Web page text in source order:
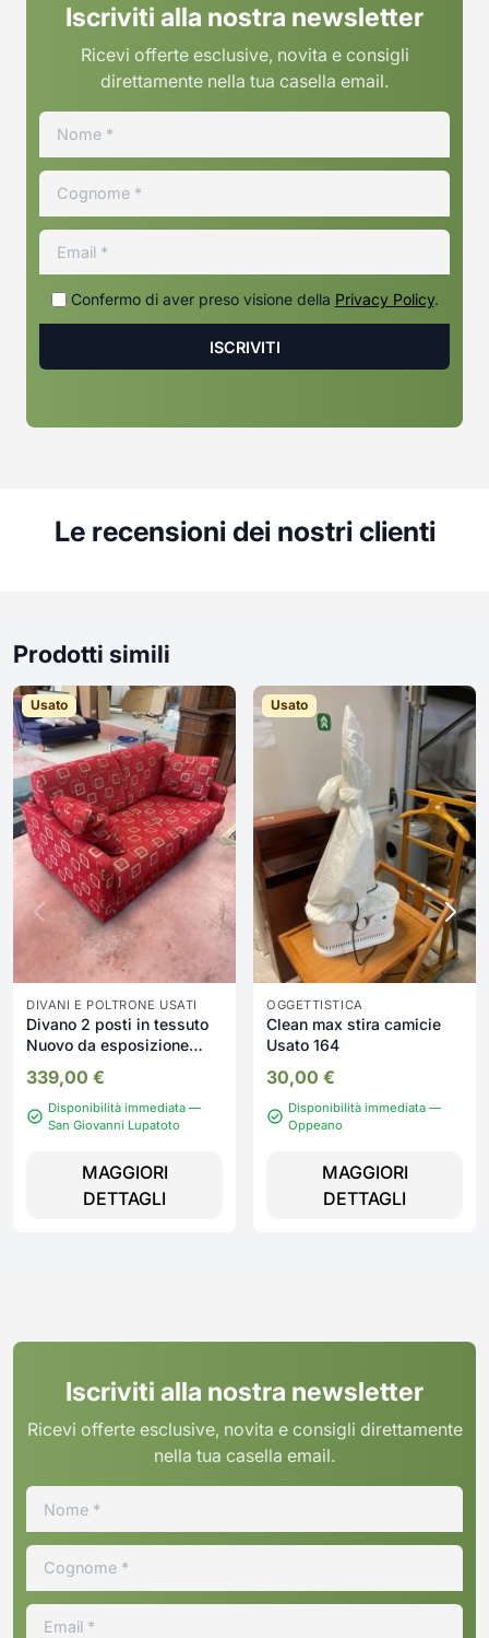
Iscriviti alla nostra newsletter
Ricevi offerte esclusive, novita e consigli
direttamente nella tua casella email.
Confermo di aver preso visione della Privacy Policy.
Le recensioni dei nostri clienti
Prodotti simili
Usato
DIVANI E POLTRONE USATI
Divano 2 posti in tessuto
Nuovo da esposizione
339,00 €
Disponibilità immediata —
San Giovanni Lupatoto
MAGGIORI
DETTAGLI
Usato
OGGETTISTICA
Clean max stira camicie
Usato 164
30,00 €
Disponibilità immediata —
Oppeano
MAGGIORI
DETTAGLI
Iscriviti alla nostra newsletter
Ricevi offerte esclusive, novita e consigli direttamente
nella tua casella email.